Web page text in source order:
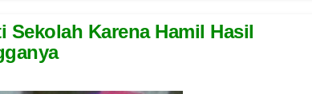
Sekolah Karena Hamil Hasil